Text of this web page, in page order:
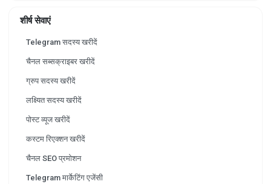
शीर्ष सेवाएं
Telegram सदस्य खरीदें
चैनल सब्सक्राइबर खरीदें
ग्रुप सदस्य खरीदें
लक्ष्यित सदस्य खरीदें
पोस्ट व्यूज खरीदें
कस्टम रिएक्शन खरीदें
चैनल SEO प्रमोशन
Telegram मार्केटिंग एजेंसी